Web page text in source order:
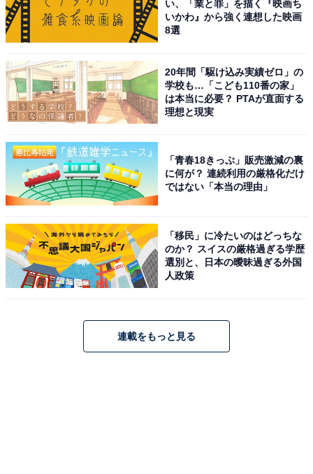
回答者からは、「中村倫也さんが170cmと聞いて驚いた
く見えるからです。落ち着いた雰囲気や存在感があり、
どの作品でも自然と目を引くため、もっと高身長なイメ
ージを持っていました。また、共演者とのバランスやス
上あるように感じていました」（20代女性／愛知県）、
「もっと身長があるものだと思っていたから」（50代男
性／神奈川県）、「ドラマで見た感じもう少し身長があ
せられました。
い、「業と罪」を描く『映画ち
いかわ』から強く連想した映画
8選
20年間「駆け込み実績ゼロ」の
学校も…「こども110番の家」
は本当に必要？ PTAが直面する
理想と現実
「青春18きっぷ」販売激減の裏
に何が？ 連続利用の厳格化だけ
ではない「本当の理由」
「移民」に冷たいのはどっちな
のか？ スイスの厳格過ぎる学歴
選別と、日本の曖昧過ぎる外国
人政策
連載をもっと見る